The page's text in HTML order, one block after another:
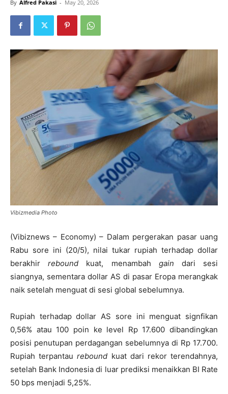
By Alfred Pakasi - May 20, 2026
Vibizmedia Photo
(Vibiznews – Economy) – Dalam pergerakan pasar uang
Rabu sore ini (20/5), nilai tukar rupiah terhadap dollar
berakhir rebound kuat, menambah gain dari sesi
siangnya, sementara dollar AS di pasar Eropa merangkak
naik setelah menguat di sesi global sebelumnya.
Rupiah terhadap dollar AS sore ini menguat signfikan
0,56% atau 100 poin ke level Rp 17.600 dibandingkan
posisi penutupan perdagangan sebelumnya di Rp 17.700.
Rupiah terpantaurebound kuat dari rekor terendahnya,
setelah Bank Indonesia di luar prediksi menaikkan BI Rate
50 bps menjadi 5,25%.